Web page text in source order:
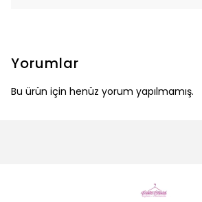
Yorumlar
Bu ürün için henüz yorum yapılmamış.